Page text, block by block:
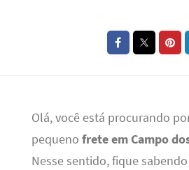
Olá, você está procurando
pequeno frete em Campo
Nesse sentido, fique